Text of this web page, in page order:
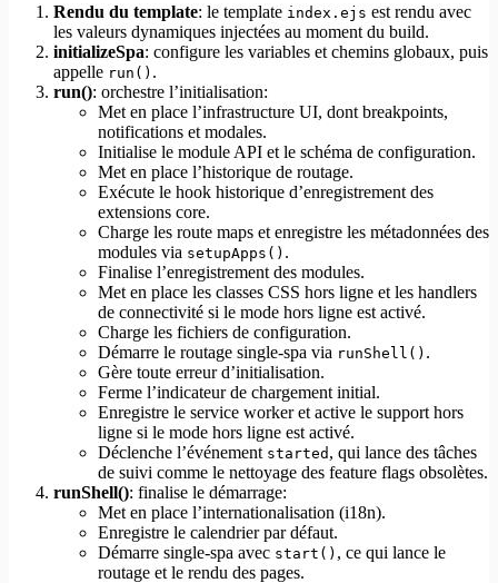
Rendu du template: le template index.ejs est rendu avec
les valeurs dynamiques injectées au moment du build.
initializeSpa: configure les variables et chemins globaux, puis
appelle run() .
run(): orchestre l’initialisation:
Met en place l’infrastructure UI, dont breakpoints,
notifications et modales.
Initialise le module API et le schéma de configuration.
Met en place l’historique de routage.
Exécute le hook historique d’enregistrement des
extensions core.
Charge les route maps et enregistre les métadonnées des
modules via setupApps() .
Finalise l’enregistrement des modules.
Met en place les classes CSS hors ligne et les handlers
de connectivité si le mode hors ligne est activé.
Charge les fichiers de configuration.
Démarre le routage single-spa via runShell() .
Gère toute erreur d’initialisation.
Ferme l’indicateur de chargement initial.
Enregistre le service worker et active le support hors
ligne si le mode hors ligne est activé.
Déclenche l’événement started , qui lance des tâches
de suivi comme le nettoyage des feature flags obsolètes.
runShell(): finalise le démarrage:
Met en place l’internationalisation (i18n).
Enregistre le calendrier par défaut.
Démarre single-spa avec start() , ce qui lance le
routage et le rendu des pages.